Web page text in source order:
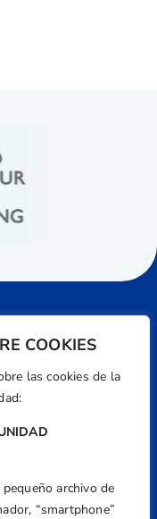
COOKIES
las cookies de la
archivo de
“smartphone”